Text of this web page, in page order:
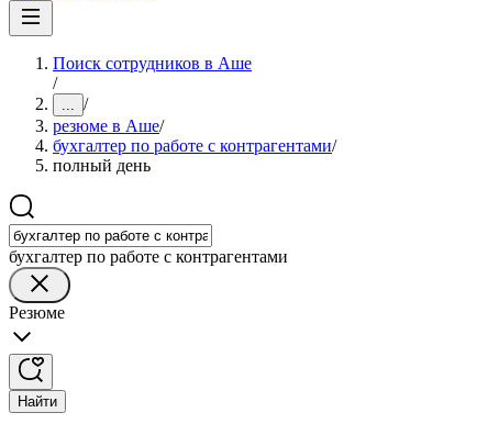
Поиск сотрудников в Аше
/
... /
резюме в Аше/
бухгалтер по работе с контрагентами/
полный день
бухгалтер по работе с контрагентами
Резюме
Найти